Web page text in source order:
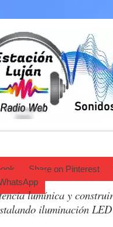
cuándo será y cuánto
que acompañaba al acusado
semana que cambiará de
un robo y pide ayuda
de la Peregrinación a Luján
una técnica para
Share on Pinterest
lumínica y
iluminación LED